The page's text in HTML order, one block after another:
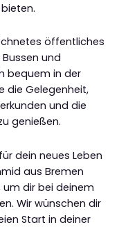
öffentliches
und
bequem in der
die Gelegenheit,
und die
genießen.
dein neues Leben
aus Bremen
dir bei deinem
Wir wünschen dir
Start in deiner